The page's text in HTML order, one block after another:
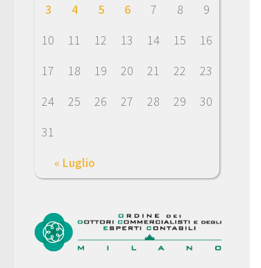
« Luglio
3
4 5 6 7 8
9
10
11 12 13 14 15
16
17
18 19 20 21 22
23
24
25 26 27 28 29
30
31